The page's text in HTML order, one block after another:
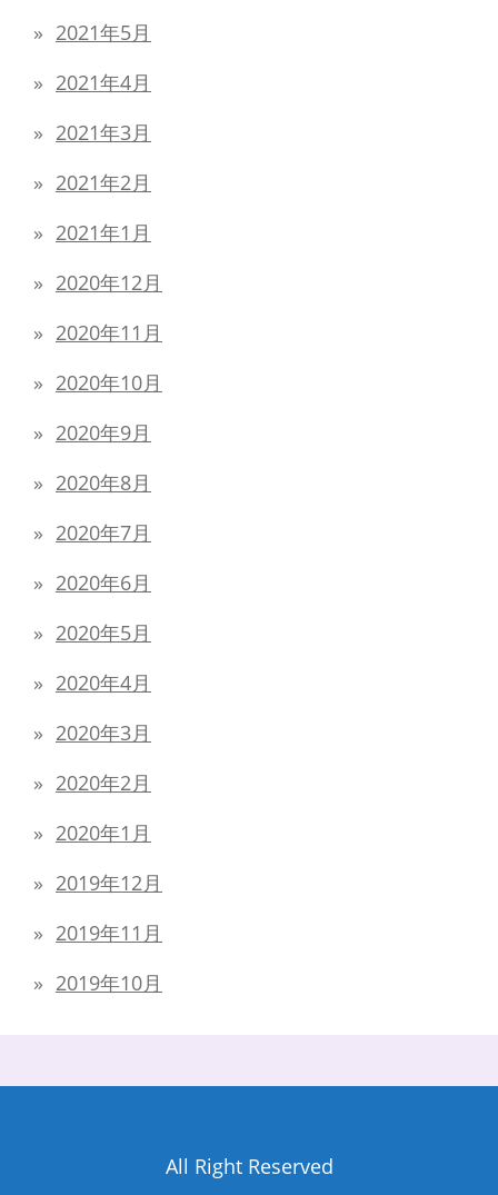
2021年5月
2021年4月
2021年3月
2021年2月
2021年1月
2020年12月
2020年11月
2020年10月
2020年9月
2020年8月
2020年7月
2020年6月
2020年5月
2020年4月
2020年3月
2020年2月
2020年1月
2019年12月
2019年11月
2019年10月
All Right Reserved